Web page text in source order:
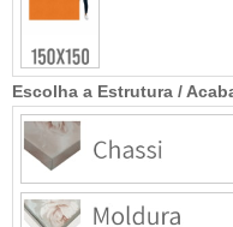
Escolha a Estrutura /